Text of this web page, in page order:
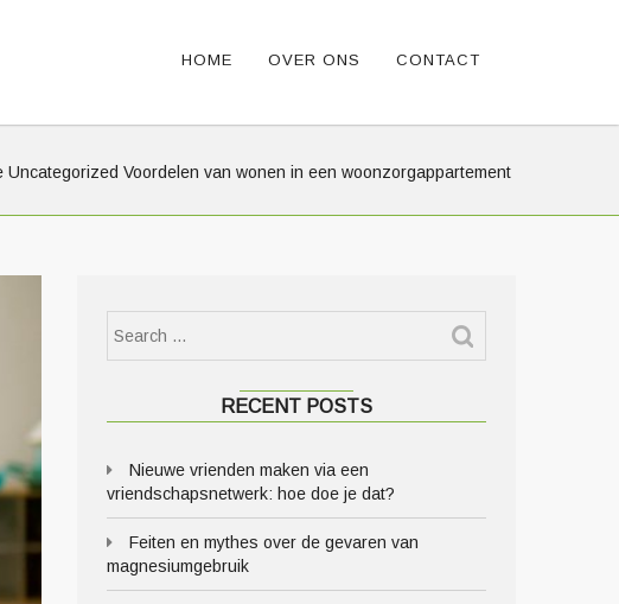
HOME OVER ONS CONTACT
Uncategorized Voordelen van wonen in een woonzorgappartement
RECENT POSTS
Nieuwe vrienden maken via een
vriendschapsnetwerk: hoe doe je dat?
Feiten en mythes over de gevaren van
magnesiumgebruik